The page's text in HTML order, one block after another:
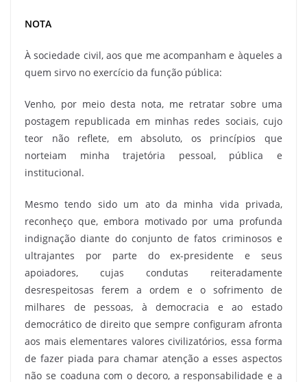
NOTA
À sociedade civil, aos que me acompanham e àqueles a
quem sirvo no exercício da função pública:
Venho, por meio desta nota, me retratar sobre uma
postagem republicada em minhas redes sociais, cujo
teor não reflete, em absoluto, os princípios que
norteiam minha trajetória pessoal, pública e
institucional.
Mesmo tendo sido um ato da minha vida privada,
reconheço que, embora motivado por uma profunda
indignação diante do conjunto de fatos criminosos e
ultrajantes por parte do ex-presidente e seus
apoiadores, cujas condutas reiteradamente
desrespeitosas ferem a ordem e o sofrimento de
milhares de pessoas, à democracia e ao estado
democrático de direito que sempre configuram afronta
aos mais elementares valores civilizatórios, essa forma
de fazer piada para chamar atenção a esses aspectos
não se coaduna com o decoro, a responsabilidade e a